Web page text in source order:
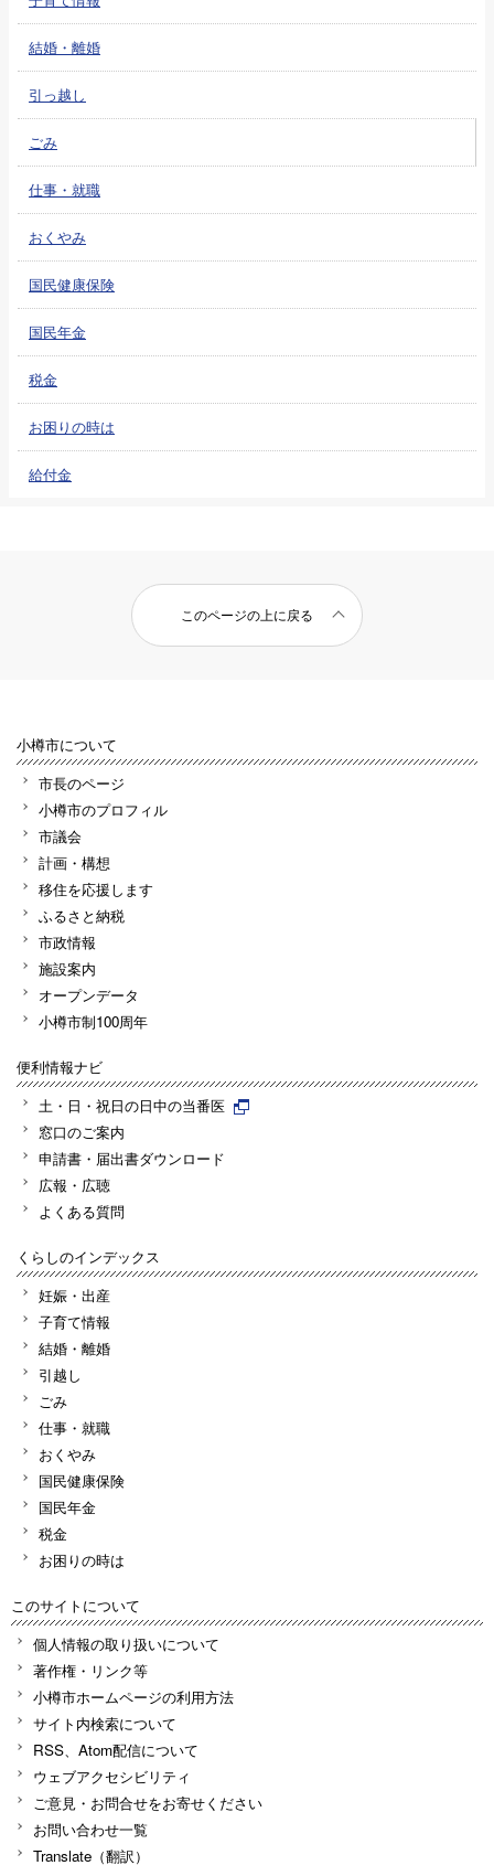
結婚・離婚
引っ越し
ごみ
仕事・就職
おくやみ
国民健康保険
国民年金
税金
お困りの時は
給付金
このページの上に戻る
小樽市について
市長のページ
小樽市のプロフィル
市議会
計画・構想
移住を応援します
ふるさと納税
市政情報
施設案内
オープンデータ
小樽市制100周年
便利情報ナビ
土・日・祝日の日中の当番医
窓口のご案内
申請書・届出書ダウンロード
広報・広聴
よくある質問
くらしのインデックス
妊娠・出産
子育て情報
結婚・離婚
引越し
ごみ
仕事・就職
おくやみ
国民健康保険
国民年金
税金
お困りの時は
このサイトについて
個人情報の取り扱いについて
著作権・リンク等
小樽市ホームページの利用方法
サイト内検索について
RSS、Atom配信について
ウェブアクセシビリティ
ご意見・お問合せをお寄せください
お問い合わせ一覧
Translate（翻訳）